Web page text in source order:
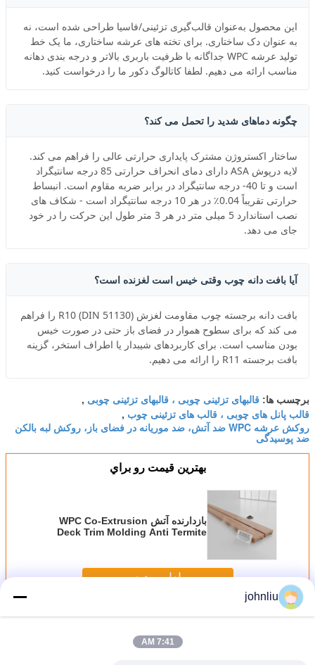
این محصول به‌عنوان قالب‌گیری تزئینی/فاسیا طراحی شده است، نه
به عنوان دک ساختاری. برای تخته های عرشه ساختاری، ما یک خط
تولید عرشه WPC جداگانه با ظرفیت باربری بالاتر و درجه بندی دهانه
مناسب ارائه می دهیم. لطفا کاتالوگ دکور ما را درخواست کنید.
چگونه دماهای شدید را تحمل می کند؟
ساختار اکستروژن مشترک پایداری حرارتی عالی را فراهم می کند.
لایه درپوش ASA دارای دمای انحراف حرارتی 85 درجه سانتیگراد
است و تا 40- درجه سانتیگراد در برابر ضربه مقاوم است. انبساط
حرارتی تقریباً 0.04٪ در هر 10 درجه سانتیگراد است - شکاف های
نصب استاندارد 5 میلی متر در هر 3 متر طول این حرکت را در خود
جای می دهد.
آیا بافت دانه چوب وقتی خیس است لغزنده است؟
بافت دانه برجسته چوب مقاومت لغزش R10 (DIN 51130) را فراهم
می کند که برای سطوح هموار در فضای باز حتی در صورت خیس
بودن مناسب است. برای کاربردهای شیبدار یا اطراف استخر، گزینه
بافت برجسته R11 را ارائه می دهیم.
برچسب ها: قالبهای تزئینی چوبی ، قالبهای تزئینی چوبی ,
قالب پانل های چوبی ، قالب های تزئینی چوب ,
روکش عرشه WPC ضد آتش، ضد موریانه در فضای باز، روکش لبه بالکن
ضد پوسیدگی
بهترين قيمت رو براي
بازدارنده آتش WPC Co-Extrusion
Deck Trim Molding Anti Termite
استفاده از دستگاه های ضد آتش
ادامه هید
بیشقالبهای تزئینی چوبی
johnliu
7:41 AM